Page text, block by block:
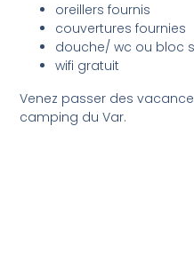
oreillers fournis
couvertures fournies
douche/ wc ou bloc
wifi gratuit
Venez passer des
camping du Var.